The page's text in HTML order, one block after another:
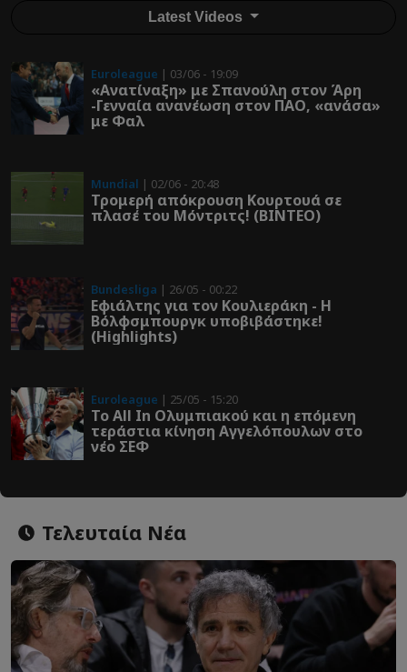
Latest Videos
Euroleague | 03/06 - 19:09
«Ανατίναξη» με Σπανούλη στον Άρη
-Γενναία ανανέωση στον ΠΑΟ, «ανάσα»
με Φαλ
Mundial | 02/06 - 20:48
Τρομερή απόκρουση Κουρτουά σε
πλασέ του Μόντριτς! (ΒΙΝΤΕΟ)
Bundesliga | 26/05 - 00:22
Εφιάλτης για τον Κουλιεράκη - Η
Βόλφσμπουργκ υποβιβάστηκε!
(Highlights)
Euroleague | 25/05 - 15:20
Το All In Ολυμπιακού και η επόμενη
τεράστια κίνηση Αγγελόπουλων στο
νέο ΣΕΦ
Τελευταία Νέα